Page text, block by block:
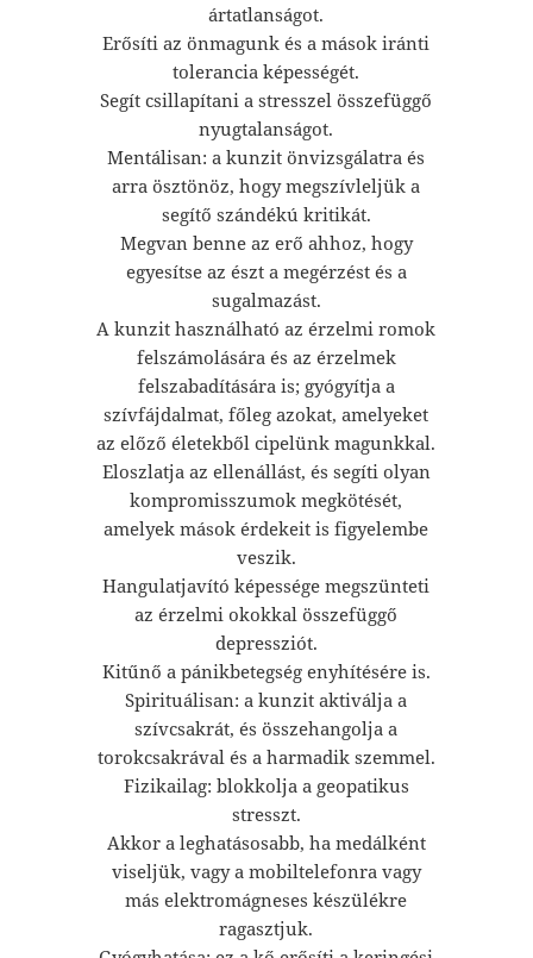
ártatlanságot.
Erősíti az önmagunk és a mások iránti
tolerancia képességét.
Segít csillapítani a stresszel összefüggő
nyugtalanságot.
Mentálisan: a kunzit önvizsgálatra és
arra ösztönöz, hogy megszívleljük a
segítő szándékú kritikát.
Megvan benne az erő ahhoz, hogy
egyesítse az észt a megérzést és a
sugalmazást.
A kunzit használható az érzelmi romok
felszámolására és az érzelmek
felszabadítására is; gyógyítja a
szívfájdalmat, főleg azokat, amelyeket
az előző életekből cipelünk magunkkal.
Eloszlatja az ellenállást, és segíti olyan
kompromisszumok megkötését,
amelyek mások érdekeit is figyelembe
veszik.
Hangulatjavító képessége megszünteti
az érzelmi okokkal összefüggő
depressziót.
Kitűnő a pánikbetegség enyhítésére is.
Spirituálisan: a kunzit aktiválja a
szívcsakrát, és összehangolja a
torokcsakrával és a harmadik szemmel.
Fizikailag: blokkolja a geopatikus
stresszt.
Akkor a leghatásosabb, ha medálként
viseljük, vagy a mobiltelefonra vagy
más elektromágneses készülékre
ragasztjuk.